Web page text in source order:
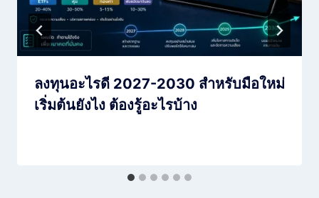
ลงทุนอะไรดี 2027-2030 สำหรับมือใหม่
เริ่มต้นยังไง ต้องรู้อะไรบ้าง